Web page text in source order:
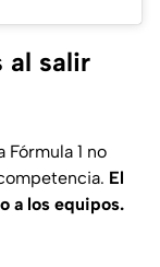
al salir
1 no
El
a los equipos.